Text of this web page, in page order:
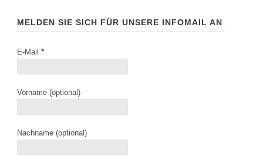
MELDEN SIE SICH FÜR UNSERE INFOMAIL AN
E-Mail *
Vorname (optional)
Nachname (optional)